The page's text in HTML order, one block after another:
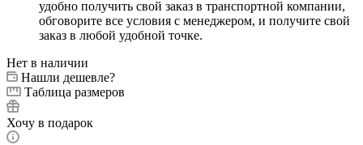
удобно получить свой заказ в транспортной компании,
обговорите все условия с менеджером, и получите свой
заказ в любой удобной точке.
Нет в наличии
Нашли дешевле?
Таблица размеров
Хочу в подарок